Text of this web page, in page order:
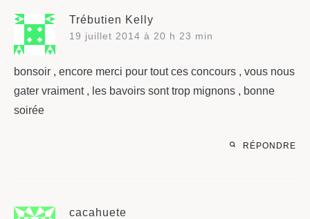
Trébutien Kelly
19 juillet 2014 à 20 h 23 min
bonsoir , encore merci pour tout ces concours , vous nous
gater vraiment , les bavoirs sont trop mignons , bonne
soirée
RÉPONDRE
cacahuete